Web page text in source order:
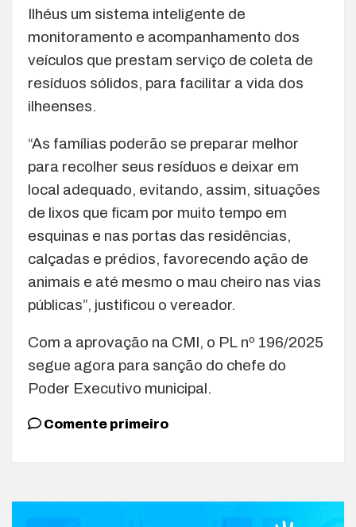
Ilhéus um sistema inteligente de
monitoramento e acompanhamento dos
veículos que prestam serviço de coleta de
resíduos sólidos, para facilitar a vida dos
ilheenses.
“As famílias poderão se preparar melhor
para recolher seus resíduos e deixar em
local adequado, evitando, assim, situações
de lixos que ficam por muito tempo em
esquinas e nas portas das residências,
calçadas e prédios, favorecendo ação de
animais e até mesmo o mau cheiro nas vias
públicas”, justificou o vereador.
Com a aprovação na CMI, o PL nº 196/2025
segue agora para sanção do chefe do
Poder Executivo municipal.
Comente primeiro